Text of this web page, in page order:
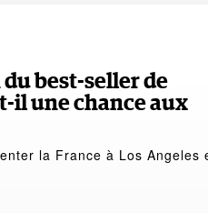
du best-seller de
il une chance aux
la France à Los Angeles